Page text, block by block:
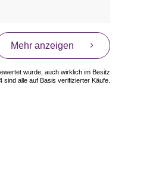
Mehr anzeigen
wurde, auch wirklich im Besitz
alle auf Basis verifizierter Käufe.